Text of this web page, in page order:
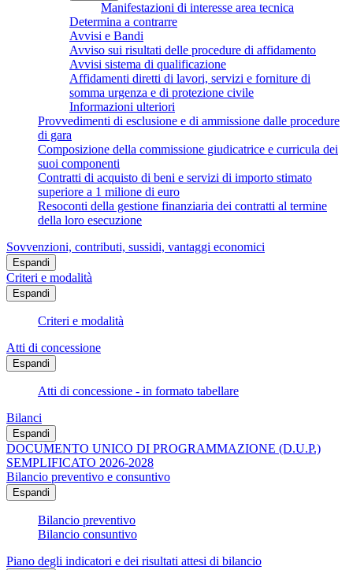
Manifestazioni di interesse area tecnica
Determina a contrarre
Avvisi e Bandi
Avviso sui risultati delle procedure di affidamento
Avvisi sistema di qualificazione
Affidamenti diretti di lavori, servizi e forniture di
somma urgenza e di protezione civile
Informazioni ulteriori
Provvedimenti di esclusione e di ammissione dalle procedure
di gara
Composizione della commissione giudicatrice e curricula dei
suoi componenti
Contratti di acquisto di beni e servizi di importo stimato
superiore a 1 milione di euro
Resoconti della gestione finanziaria dei contratti al termine
della loro esecuzione
Sovvenzioni, contributi, sussidi, vantaggi economici
Espandi
Criteri e modalità
Espandi
Criteri e modalità
Atti di concessione
Espandi
Atti di concessione - in formato tabellare
Bilanci
Espandi
DOCUMENTO UNICO DI PROGRAMMAZIONE (D.U.P.)
SEMPLIFICATO 2026-2028
Bilancio preventivo e consuntivo
Espandi
Bilancio preventivo
Bilancio consuntivo
Piano degli indicatori e dei risultati attesi di bilancio